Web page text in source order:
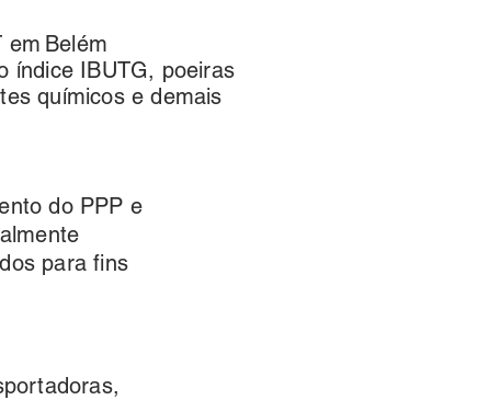
em
índice IBUTG, poeiras
químicos e demais
Belém
do PPP e
para fins